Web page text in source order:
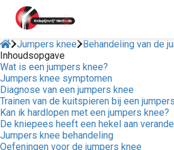
Jumpers knee
Behandeling van de
Inhoudsopgave
Wat is een jumpers knee?
Jumpers knee symptomen
Diagnose van een jumpers knee
Trainen van de kuitspieren bij een
Kan ik hardlopen met een jumpers knee?
De kniepees heeft een hekel aan
Jumpers knee behandeling
Oefeningen voor de jumpers knee
policy